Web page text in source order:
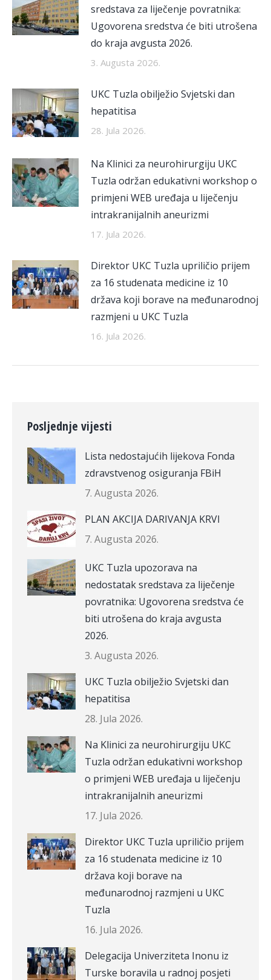
sredstava za liječenje povratnika:
Ugovorena sredstva će biti utrošena
do kraja avgusta 2026.
3. Augusta 2026.
UKC Tuzla obilježio Svjetski dan
hepatitisa
28. Jula 2026.
Na Klinici za neurohirurgiju UKC
Tuzla održan edukativni workshop o
primjeni WEB uređaja u liječenju
intrakranijalnih aneurizmi
17. Jula 2026.
Direktor UKC Tuzla upriličio prijem
za 16 studenata medicine iz 10
država koji borave na međunarodnoj
razmjeni u UKC Tuzla
16. Jula 2026.
Posljednje vijesti
Lista nedostajućih lijekova Fonda
zdravstvenog osiguranja FBiH
7. Augusta 2026.
PLAN AKCIJA DARIVANJA KRVI
7. Augusta 2026.
UKC Tuzla upozorava na
nedostatak sredstava za liječenje
povratnika: Ugovorena sredstva će
biti utrošena do kraja avgusta
2026.
3. Augusta 2026.
UKC Tuzla obilježio Svjetski dan
hepatitisa
28. Jula 2026.
Na Klinici za neurohirurgiju UKC
Tuzla održan edukativni workshop
o primjeni WEB uređaja u liječenju
intrakranijalnih aneurizmi
17. Jula 2026.
Direktor UKC Tuzla upriličio prijem
za 16 studenata medicine iz 10
država koji borave na
međunarodnoj razmjeni u UKC
Tuzla
16. Jula 2026.
Delegacija Univerziteta Inonu iz
Turske boravila u radnoj posjeti